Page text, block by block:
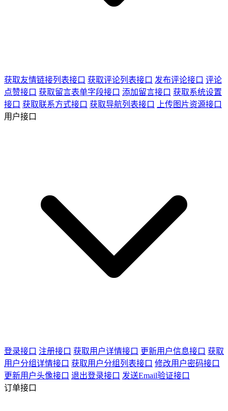
获取友情链接列表接口 获取评论列表接口 发布评论接口 评论
点赞接口 获取留言表单字段接口 添加留言接口 获取系统设置
接口 获取联系方式接口 获取导航列表接口
上传图片资源接口
用户接口
登录接口 注册接口 获取用户详情接口 更新用户信息接口 获取
用户分组详情接口 获取用户分组列表接口 修改用户密码接口
更新用户头像接口 退出登录接口 发送Email验证接口
订单接口